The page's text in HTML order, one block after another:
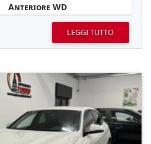
Anteriore WD
LEGGI TUTTO